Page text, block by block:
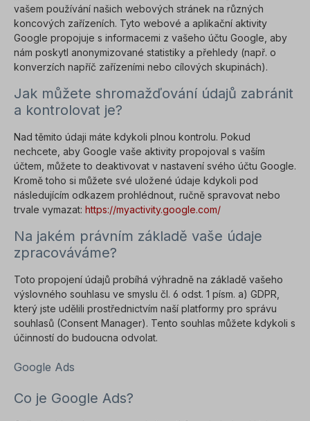
vašem používání našich webových stránek na různých
koncových zařízeních. Tyto webové a aplikační aktivity
Google propojuje s informacemi z vašeho účtu Google, aby
nám poskytl anonymizované statistiky a přehledy (např. o
konverzích napříč zařízeními nebo cílových skupinách).
Jak můžete shromažďování údajů zabránit
a kontrolovat je?
Nad těmito údaji máte kdykoli plnou kontrolu. Pokud
nechcete, aby Google vaše aktivity propojoval s vaším
účtem, můžete to deaktivovat v nastavení svého účtu Google.
Kromě toho si můžete své uložené údaje kdykoli pod
následujícím odkazem prohlédnout, ručně spravovat nebo
trvale vymazat: https://myactivity.google.com/
Na jakém právním základě vaše údaje
zpracováváme?
Toto propojení údajů probíhá výhradně na základě vašeho
výslovného souhlasu ve smyslu čl. 6 odst. 1 písm. a) GDPR,
který jste udělili prostřednictvím naší platformy pro správu
souhlasů (Consent Manager). Tento souhlas můžete kdykoli s
účinností do budoucna odvolat.
Google Ads
Co je Google Ads?